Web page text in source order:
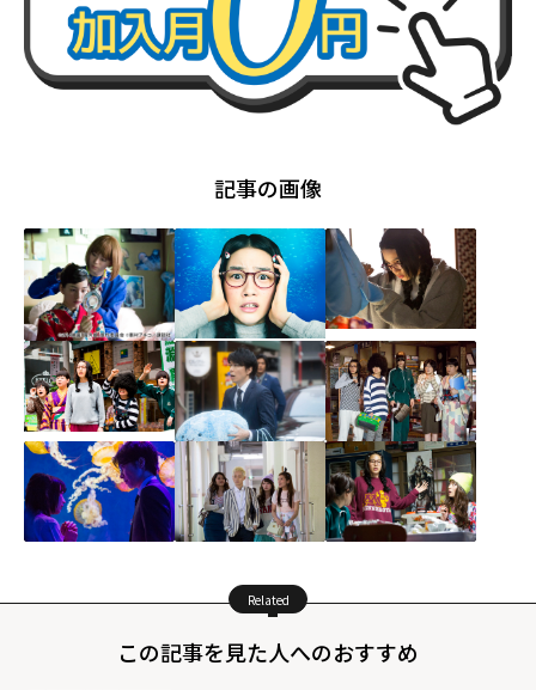
記事の画像
Related
この記事を見た人へのおすすめ